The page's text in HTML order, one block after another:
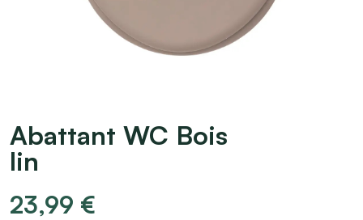
Abattant WC Bois
lin
23,99 €